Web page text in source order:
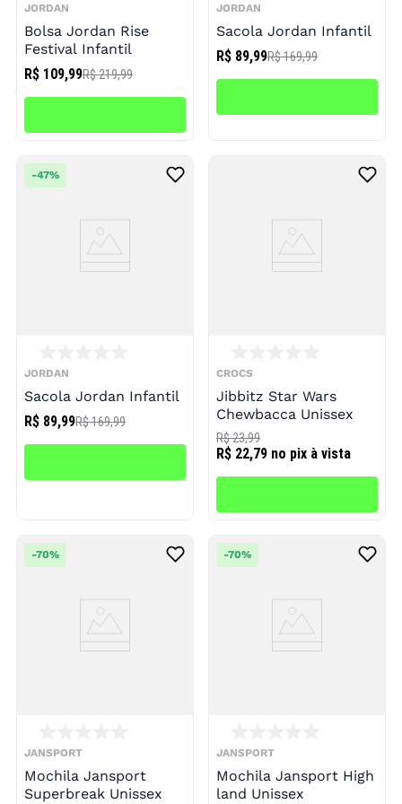
JORDAN
Bolsa Jordan Rise
Festival Infantil
R$ 109,99R$ 219,99
JORDAN
Sacola Jordan Infantil
R$ 89,99R$ 169,99
JORDAN
Sacola Jordan Infantil
R$ 89,99R$ 169,99
-47%
CROCS
Jibbitz Star Wars
Chewbacca Unissex
R$ 22,79 no pix à vista
R$ 23,99
JANSPORT
Mochila Jansport
Superbreak Unissex
-70%
JANSPORT
Mochila Jansport High
land Unissex
-70%